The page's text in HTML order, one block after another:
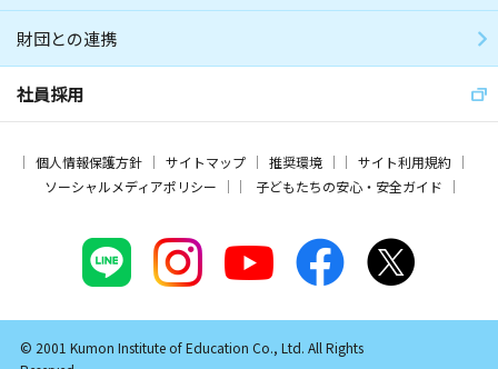
財団との連携
社員採用
個人情報保護方針 サイトマップ 推奨環境
サイト利用規約
ソーシャルメディアポリシー
子どもたちの安心・安全ガイド
© 2001 Kumon Institute of Education Co., Ltd. All Rights